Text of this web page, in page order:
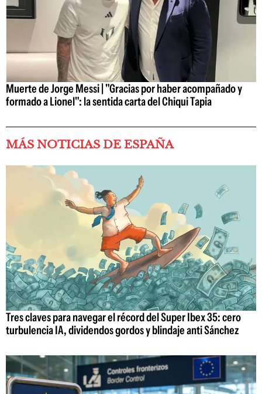
Muerte de Jorge Messi | "Gracias por haber acompañado y
formado a Lionel": la sentida carta del Chiqui Tapia
MÁS NOTICIAS DE ESPAÑA
Tres claves para navegar el récord del Super Ibex 35: cero
turbulencia IA, dividendos gordos y blindaje anti Sánchez